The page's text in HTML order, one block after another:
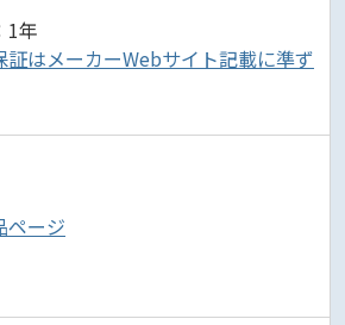
1年
はメーカーWebサイト記載に準ず
ページ